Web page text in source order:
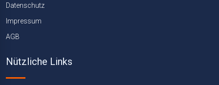
Datenschutz
Impressum
AGB
Nützliche Links